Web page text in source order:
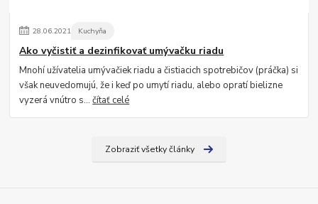
28.06.2021 Kuchyňa
Ako vyčistiť a dezinfikovať umývačku riadu
Mnohí užívatelia umývačiek riadu a čistiacich spotrebičov (práčka) si
však neuvedomujú, že i keď po umytí riadu, alebo opratí bielizne
vyzerá vnútro s...čítať celé
Zobraziť všetky články